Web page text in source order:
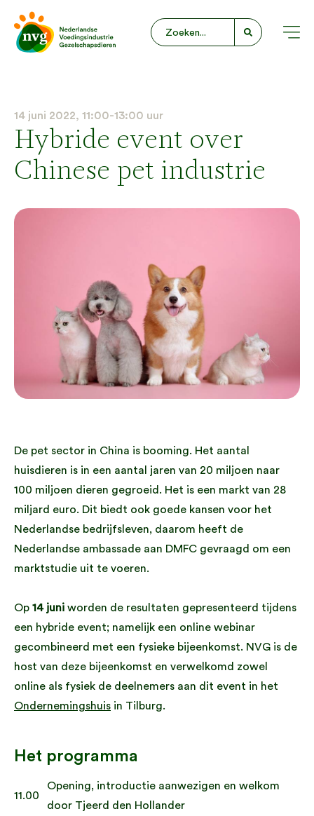
14 juni 2022, 11:00-13:00 uur
Hybride event over
Chinese pet industrie
De pet sector in China is booming. Het aantal
huisdieren is in een aantal jaren van 20 miljoen naar
100 miljoen dieren gegroeid. Het is een markt van 28
miljard euro. Dit biedt ook goede kansen voor het
Nederlandse bedrijfsleven, daarom heeft de
Nederlandse ambassade aan DMFC gevraagd om een
marktstudie uit te voeren.
Op 14 juni worden de resultaten gepresenteerd tijdens
een hybride event; namelijk een online webinar
gecombineerd met een fysieke bijeenkomst. NVG is de
host van deze bijeenkomst en verwelkomd zowel
online als fysiek de deelnemers aan dit event in het
Ondernemingshuis in Tilburg.
Het programma
11.00
Opening, introductie aanwezigen en welkom
door Tjeerd den Hollander